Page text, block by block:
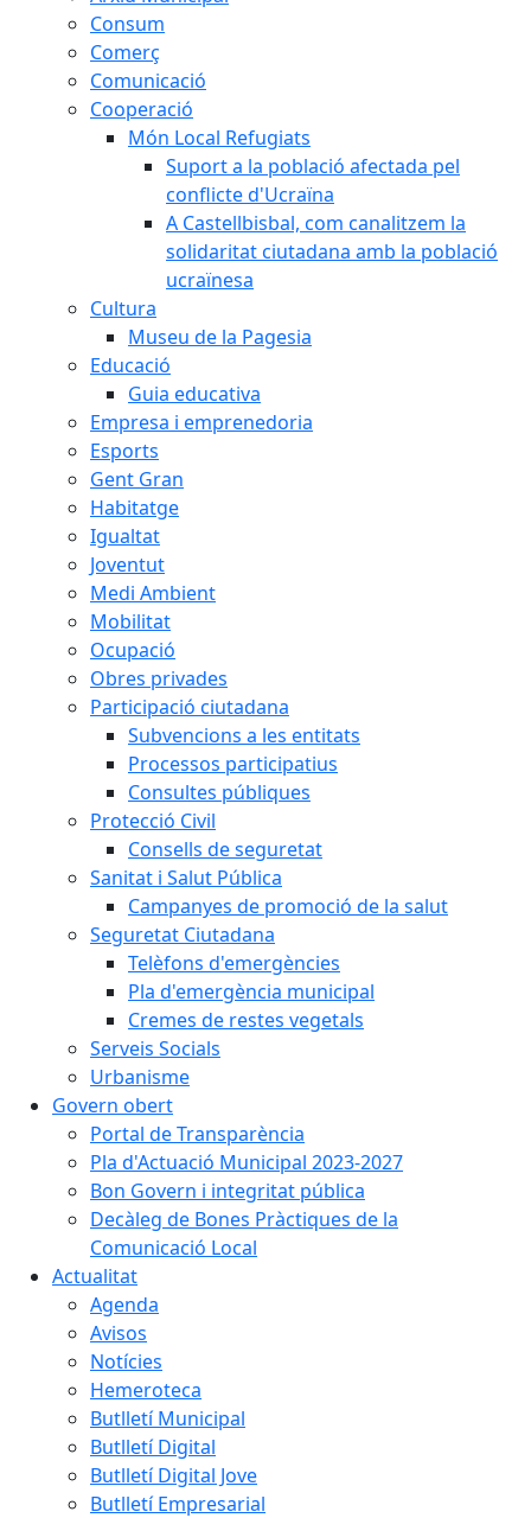
Consum
Comerç
Comunicació
Cooperació
Món Local Refugiats
Suport a la població afectada pel
conflicte d'Ucraïna
A Castellbisbal, com canalitzem la
solidaritat ciutadana amb la població
ucraïnesa
Cultura
Museu de la Pagesia
Educació
Guia educativa
Empresa i emprenedoria
Esports
Gent Gran
Habitatge
Igualtat
Joventut
Medi Ambient
Mobilitat
Ocupació
Obres privades
Participació ciutadana
Subvencions a les entitats
Processos participatius
Consultes públiques
Protecció Civil
Consells de seguretat
Sanitat i Salut Pública
Campanyes de promoció de la salut
Seguretat Ciutadana
Telèfons d'emergències
Pla d'emergència municipal
Cremes de restes vegetals
Serveis Socials
Urbanisme
Govern obert
Portal de Transparència
Pla d'Actuació Municipal 2023-2027
Bon Govern i integritat pública
Decàleg de Bones Pràctiques de la
Comunicació Local
Actualitat
Agenda
Avisos
Notícies
Hemeroteca
Butlletí Municipal
Butlletí Digital
Butlletí Digital Jove
Butlletí Empresarial